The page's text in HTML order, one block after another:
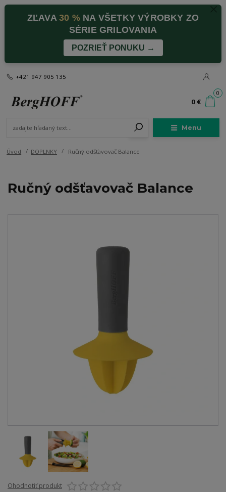
ZĽAVA30 %NA VŠETKY VÝROBKY ZO
SÉRIE GRILOVANIA
POZRIEŤ PONUKU →
Menu
+421 947 905 135
0
0 €
Úvod DOPLNKY Ručný odšťavovač Balance
Ručný odšťavovač Balance
Ohodnotiť produkt